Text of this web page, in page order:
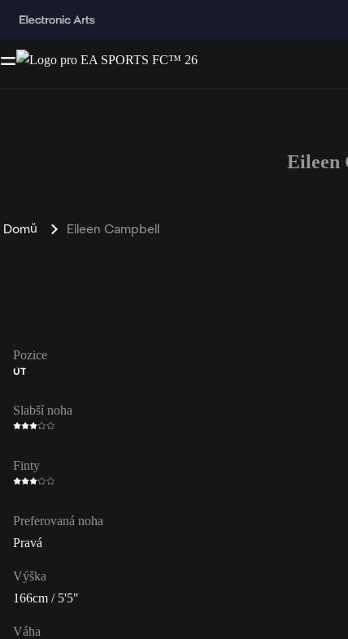
Eileen
Domů Eileen Campbell
Pozice
ÚT
Slabší noha
Finty
Preferovaná noha
Pravá
Výška
166cm / 5'5"
Váha